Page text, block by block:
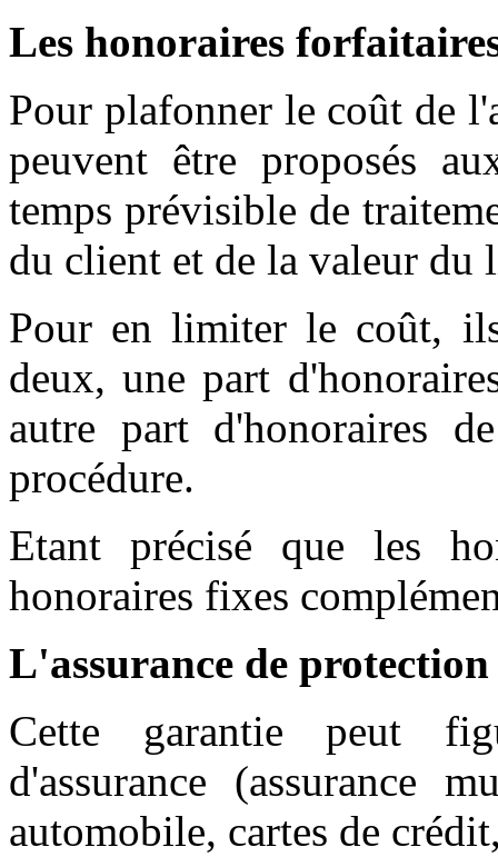
Les honoraires
Pour plafonner le coût de
peuvent être proposés
temps prévisible de
du client et de la valeur du
Pour en limiter le coût,
deux, une part
autre part d'honoraires
procédure.
Etant précisé que les
honoraires fixes
L'assurance de
Cette garantie peut
d'assurance (assurance
automobile, cartes de